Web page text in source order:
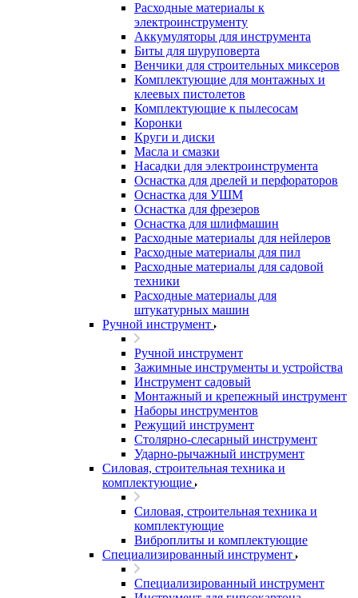
Расходные материалы к
электроинструменту
Аккумуляторы для инструмента
Биты для шуруповерта
Венчики для строительных миксеров
Комплектующие для монтажных и
клеевых пистолетов
Комплектующие к пылесосам
Коронки
Круги и диски
Масла и смазки
Насадки для электроинструмента
Оснастка для дрелей и перфораторов
Оснастка для УШМ
Оснастка для фрезеров
Оснастка для шлифмашин
Расходные материалы для нейлеров
Расходные материалы для пил
Расходные материалы для садовой
техники
Расходные материалы для
штукатурных машин
Ручной инструмент
Ручной инструмент
Зажимные инструменты и устройства
Инструмент садовый
Монтажный и крепежный инструмент
Наборы инструментов
Режущий инструмент
Столярно-слесарный инструмент
Ударно-рычажный инструмент
Силовая, строительная техника и
комплектующие
Силовая, строительная техника и
комплектующие
Виброплиты и комплектующие
Специализированный инструмент
Специализированный инструмент